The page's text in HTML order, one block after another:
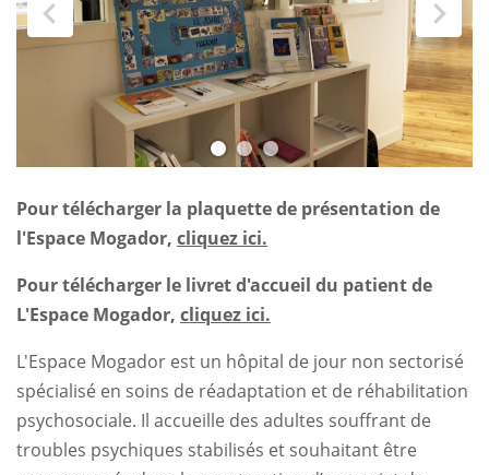
Pour télécharger la plaquette de présentation de
l'Espace Mogador, cliquez ici.
Pour télécharger le livret d'accueil du patient de
L'Espace Mogador, cliquez ici.
L'Espace Mogador est un hôpital de jour non sectorisé
spécialisé en soins de réadaptation et de réhabilitation
psychosociale. Il accueille des adultes souffrant de
troubles psychiques stabilisés et souhaitant être